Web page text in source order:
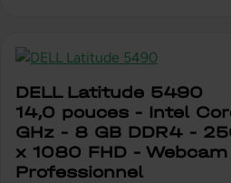
DELL Latitude 5490
14,0 pouces - Intel
GHz - 8 GB DDR4 -
x 1080 FHD - Webcam
Professionnel